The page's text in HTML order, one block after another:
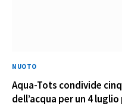
NUOTO
Aqua-Tots condivide
dell’acqua per un 4